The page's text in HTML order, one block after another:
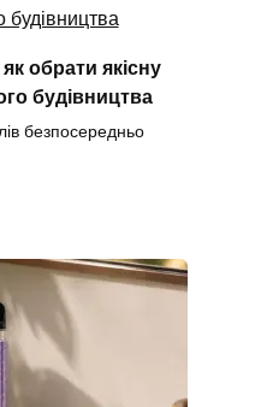
обрати якісну
будівництва
безпосередньо